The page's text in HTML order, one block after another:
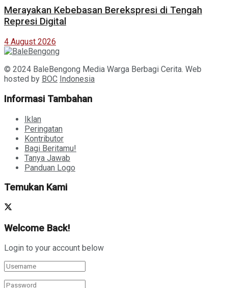
Merayakan Kebebasan Berekspresi di Tengah
Represi Digital
4 August 2026
© 2024 BaleBengong Media Warga Berbagi Cerita. Web
hosted by BOC Indonesia
Informasi Tambahan
Iklan
Peringatan
Kontributor
Bagi Beritamu!
Tanya Jawab
Panduan Logo
Temukan Kami
Welcome Back!
Login to your account below